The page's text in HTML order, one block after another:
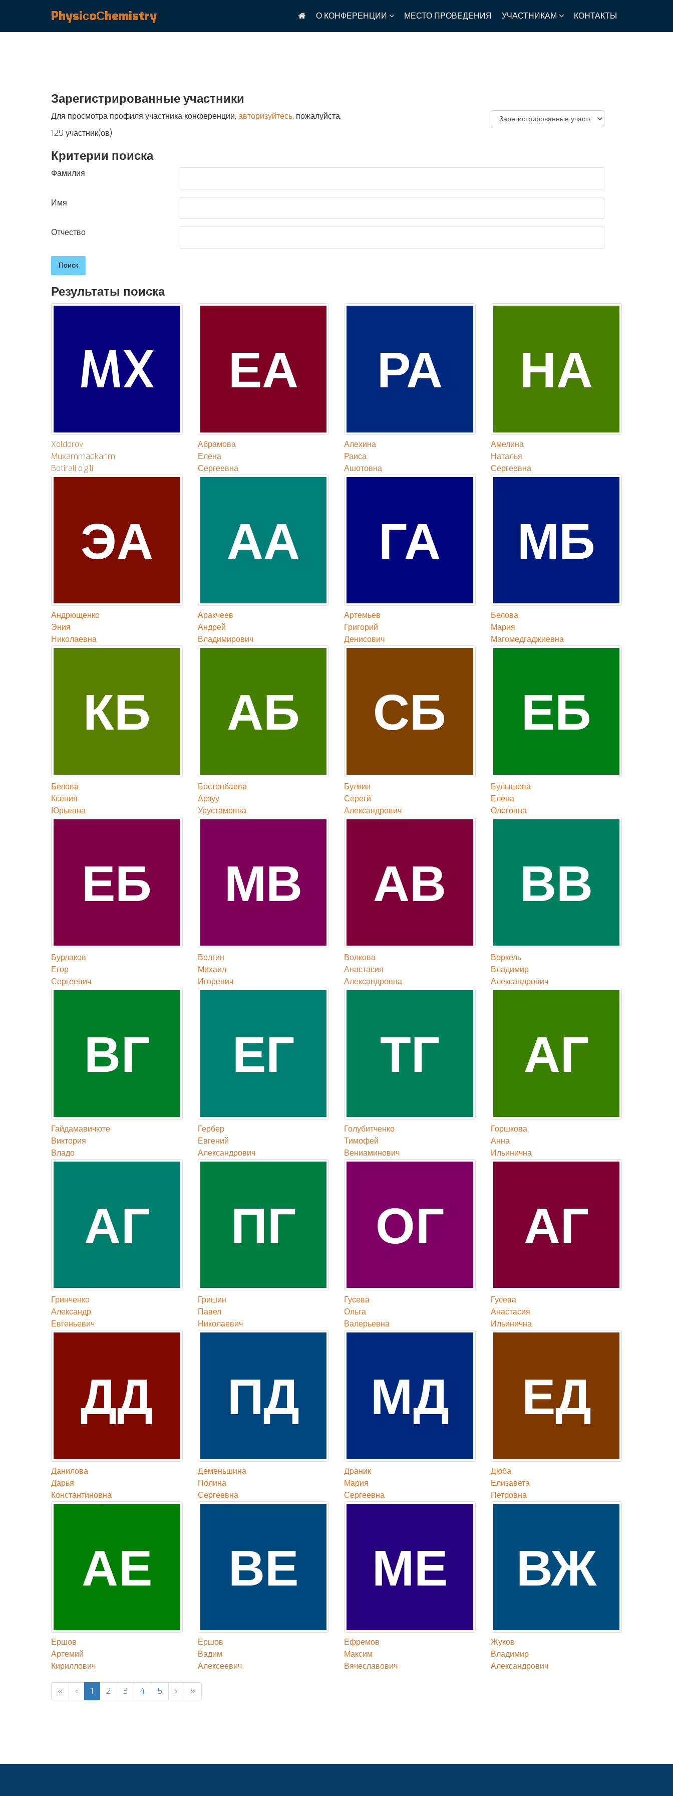
PhysiсoСhemistry О КОНФЕРЕНЦИИ МЕСТО ПРОВЕДЕНИЯ УЧАСТНИКАМ КОНТАКТЫ
Зарегистрированные участники
Для просмотра профиля учаcтника конференции, авторизуйтесь, пожалуйста.
129 участник(ов)
Критерии поиска
Фамилия
Имя
Отчество
Результаты поиска
MX
Xoldorov
Muxammadkarim
Botirali o`g`li
ЕА
Абрамова
Елена
Сергеевна
РА
Алехина
Раиса
Ашотовна
НА
Амелина
Наталья
Сергеевна
ЭА
Андрющенко
Эния
Николаевна
АА
Аракчеев
Андрей
Владимирович
ГА
Артемьев
Григорий
Денисович
МБ
Белова
Мария
Магомедгаджиевна
КБ
Белова
Ксения
Юрьевна
АБ
Бостонбаева
Арзуу
Урустамовна
СБ
Булкин
Серегй
Александрович
ЕБ
Булышева
Елена
Олеговна
ЕБ
Бурлаков
Егор
Сергеевич
МВ
Волгин
Михаил
Игоревич
АВ
Волкова
Анастасия
Александровна
ВВ
Воркель
Владимир
Александрович
ВГ
Гайдамавичюте
Виктория
Владо
ЕГ
Гербер
Евгений
Александрович
ТГ
Голубитченко
Тимофей
Вениаминович
АГ
Горшкова
Анна
Ильинична
АГ
Гринченко
Александр
Евгеньевич
ПГ
Гришин
Павел
Николаевич
ОГ
Гусева
Ольга
Валерьевна
АГ
Гусева
Анастасия
Ильинична
ДД
Данилова
Дарья
Константиновна
ПД
Деменьшина
Полина
Сергеевна
МД
Драник
Мария
Сергеевна
ЕД
Дюба
Елизавета
Петровна
АЕ
Ершов
Артемий
Кириллович
ВЕ
Ершов
Вадим
Алексеевич
МЕ
Ефремов
Максим
Вячеславович
ВЖ
Жуков
Владимир
Александрович
« ‹ 1 2 3 4 5 › »